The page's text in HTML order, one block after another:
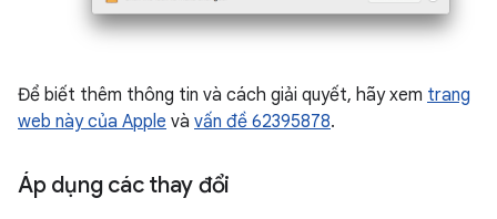
Để biết thêm thông tin và cách giải quyết, hãy xem trang
web này của Apple và vấn đề 62395878.
Áp dụng các thay đổi